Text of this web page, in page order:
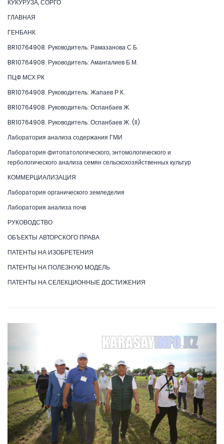
КУКУРУЗА, СОРГО
ГЛАВНАЯ
ГЕНБАНК
BR10764908. Руководитель: Рамазанова С.Б.
BR10764908. Руководитель: Амангалиев Б.М.
ПЦФ МСХ РК
BR10764908. Руководитель: Жапаев Р.К.
BR10764908. Руководитель: Оспанбаев Ж.
BR10764908. Руководитель: Оспанбаев Ж. (II)
Лаборатория анализа содержания ГМИ
Лаборатория фитопатологического, энтомологического и
гербологического анализа семян сельскохозяйственных культур
КОММЕРЦИАЛИЗАЦИЯ
Лаборатория органического земледелия
Лаборатория анализа почв
РУКОВОДСТВО
ОБЪЕКТЫ АВТОРСКОГО ПРАВА
ПАТЕНТЫ НА ИЗОБРЕТЕНИЯ
ПАТЕНТЫ НА ПОЛЕЗНУЮ МОДЕЛЬ
ПАТЕНТЫ НА СЕЛЕКЦИОННЫЕ ДОСТИЖЕНИЯ
Previous Next